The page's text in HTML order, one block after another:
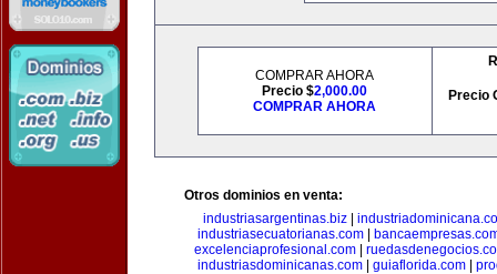
COMPRAR AHORA
Precio $2,000.00
COMPRAR AHORA
Precio
Otros dominios en venta:
industriasargentinas.biz
industriasecuatorianas.com
excelenciaprofesional.com
industriasdominicanas.com
guiaflorida.com